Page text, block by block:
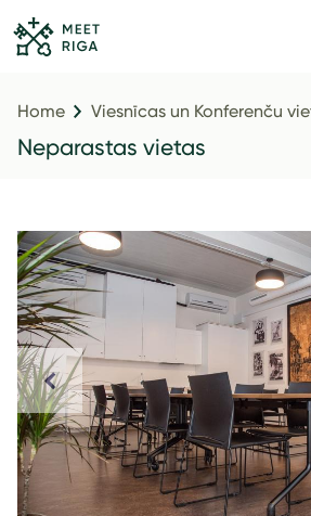
Home Viesnīcas un Konferenču
Neparastas vietas